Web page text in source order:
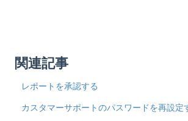
関連記事
レポートを承認する
カスタマーサポートのパスワードを再設定